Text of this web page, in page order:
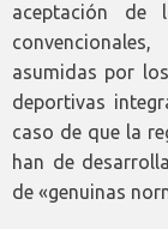
aceptación de
asumidas por
deportivas
caso de que la
han de
de «genuinas